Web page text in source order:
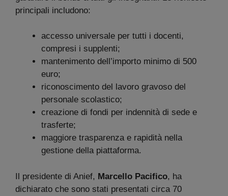
principali includono:
accesso universale per tutti i docenti,
compresi i supplenti;
mantenimento dell’importo minimo di 500
euro;
riconoscimento del lavoro gravoso del
personale scolastico;
creazione di fondi per indennità di sede e
trasferte;
maggiore trasparenza e rapidità nella
gestione della piattaforma.
Il presidente di Anief, Marcello Pacifico, ha
dichiarato che sono stati presentati circa 70